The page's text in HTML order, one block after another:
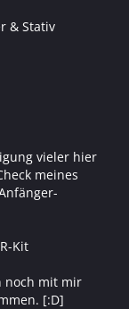
& Stativ
vieler hier
meines
Kit
noch mit mir
[:D]